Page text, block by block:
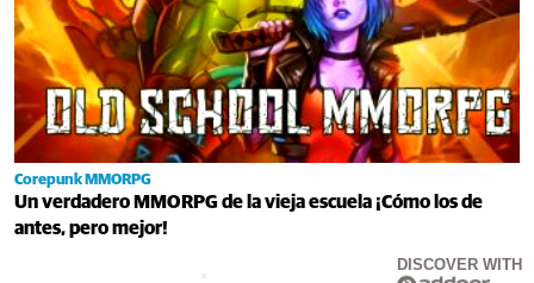
Corepunk MMORPG
Un verdadero MMORPG de la vieja escuela ¡Cómo los de
antes, pero mejor!
DISCOVER WITH